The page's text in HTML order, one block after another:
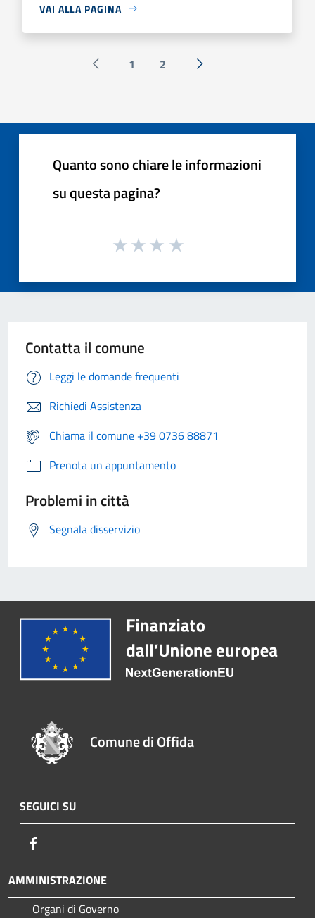
VAI ALLA PAGINA
Pagina precedente
1 2 Successiva »
Quanto sono chiare le informazioni
su questa pagina?
Contatta il comune
Leggi le domande frequenti
Richiedi Assistenza
Chiama il comune +39 0736 88871
Prenota un appuntamento
Problemi in città
Segnala disservizio
Comune di Offida
SEGUICI SU
AMMINISTRAZIONE
Organi di Governo